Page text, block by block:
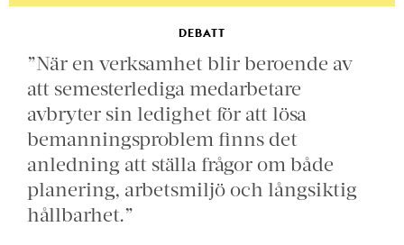
DEBATT
”När en verksamhet blir beroende av
att semesterlediga medarbetare
avbryter sin ledighet för att lösa
bemanningsproblem finns det
anledning att ställa frågor om både
planering, arbetsmiljö och långsiktig
hållbarhet.”